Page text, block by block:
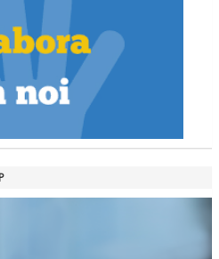
Terzjus: prima riunione a